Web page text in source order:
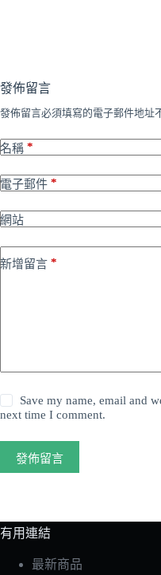
發佈留言
發佈留言必須填寫的電子郵件地址
名稱 *
電子郵件 *
網站
新增留言 *
Save my name, email and
next time I comment.
發佈留言
有用連結
最新商品